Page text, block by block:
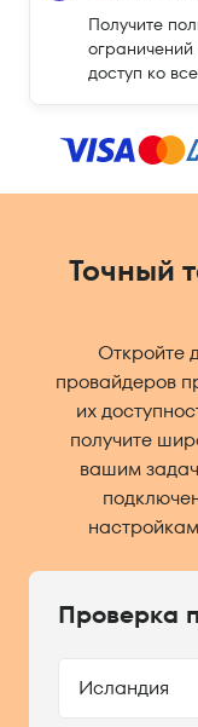
Получите
доступ ко
Точный
Откройте
провайдеров
их
получите
вашим
Проверка
Исландия